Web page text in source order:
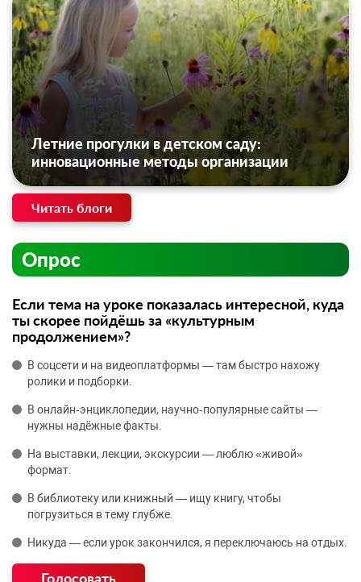
Летние прогулки в детском саду:
инновационные методы организации
Читать блоги
Опрос
Если тема на уроке показалась интересной, куда
ты скорее пойдёшь за «культурным
продолжением»?
В соцсети и на видеоплатформы — там быстро нахожу
ролики и подборки.
В онлайн‑энциклопедии, научно‑популярные сайты —
нужны надёжные факты.
На выставки, лекции, экскурсии — люблю «живой»
формат.
В библиотеку или книжный — ищу книгу, чтобы
погрузиться в тему глубже.
Никуда — если урок закончился, я переключаюсь на отдых.